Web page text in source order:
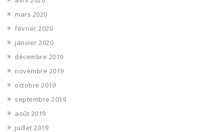
mars 2020
février 2020
janvier 2020
décembre 2019
novembre 2019
octobre 2019
septembre 2019
août 2019
juillet 2019